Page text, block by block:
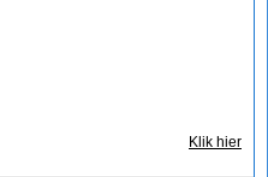
Klik hier